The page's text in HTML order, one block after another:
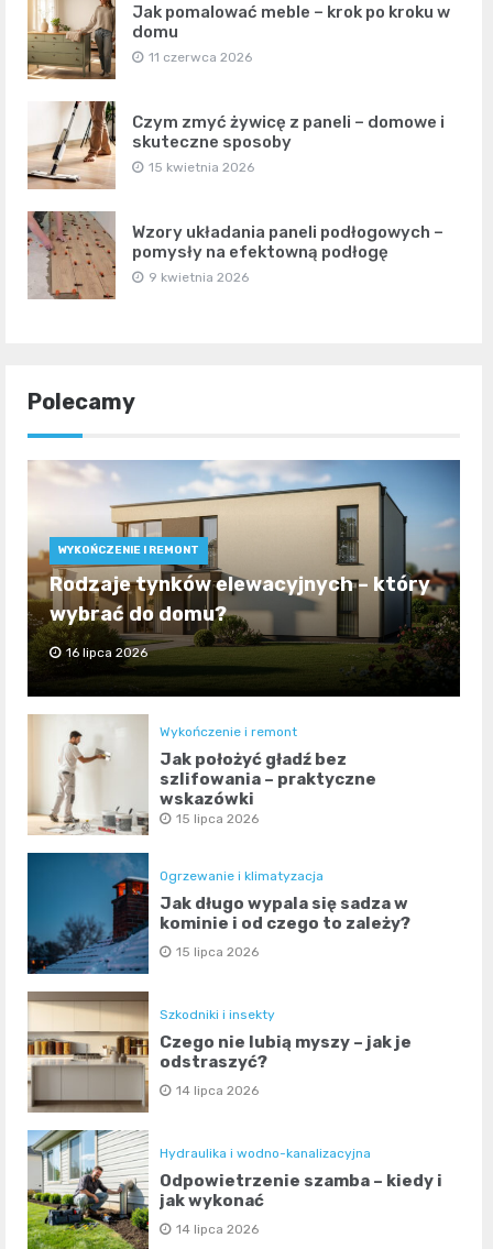
Jak pomalować meble – krok po kroku w
domu
11 czerwca 2026
Czym zmyć żywicę z paneli – domowe i
skuteczne sposoby
15 kwietnia 2026
Wzory układania paneli podłogowych –
pomysły na efektowną podłogę
9 kwietnia 2026
Polecamy
WYKOŃCZENIE I REMONT
Rodzaje tynków elewacyjnych – który
wybrać do domu?
16 lipca 2026
Wykończenie i remont
Jak położyć gładź bez
szlifowania – praktyczne
wskazówki
15 lipca 2026
Ogrzewanie i klimatyzacja
Jak długo wypala się sadza w
kominie i od czego to zależy?
15 lipca 2026
Szkodniki i insekty
Czego nie lubią myszy – jak je
odstraszyć?
14 lipca 2026
Hydraulika i wodno-kanalizacyjna
Odpowietrzenie szamba – kiedy i
jak wykonać
14 lipca 2026